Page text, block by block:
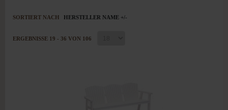
SORTIERT NACH HERSTELLER NAME +/-
ERGEBNISSE 19 - 36 VON 106